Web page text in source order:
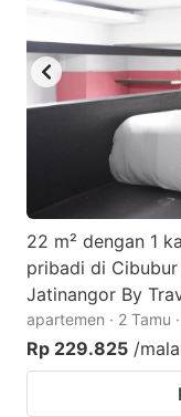
22 m² dengan 1
pribadi di
Jatinangor By
apartemen · 2 Tamu
Rp 229.825 /